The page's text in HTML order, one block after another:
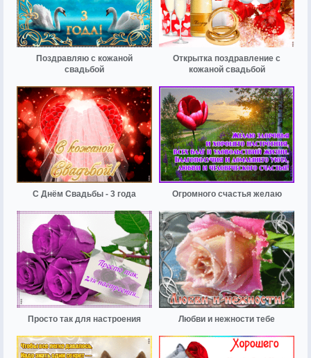
Поздравляю с кожаной
свадьбой
Открытка поздравление с
кожаной свадьбой
С Днём Свадьбы - 3 года Огромного счастья желаю
Просто так для настроения Любви и нежности тебе